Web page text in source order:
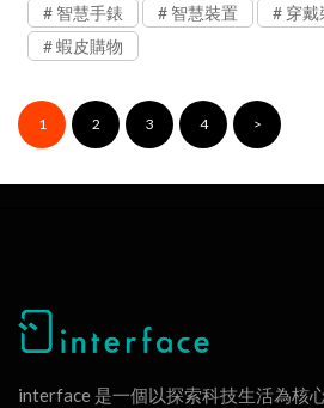
智慧手錶
智慧裝置 穿戴
蝦皮購物
1 2 3 4 >
interface 是一個以探索科技生活為核